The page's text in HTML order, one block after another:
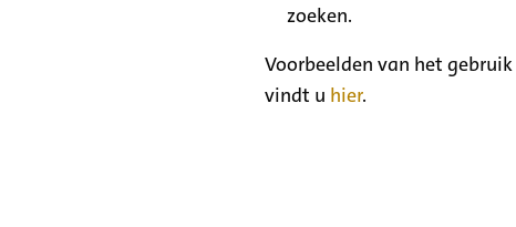
zoeken.
Voorbeelden van het
vindt u hier.